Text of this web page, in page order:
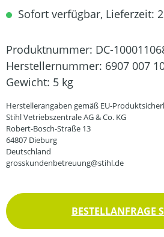
Sofort verfügbar, Lieferzeit:
Produktnummer: DC-
Herstellernummer: 6907 007
Gewicht: 5 kg
Herstellerangaben gemäß EU-
Stihl Vetriebszentrale AG & Co. KG
Robert-Bosch-Straße 13
64807 Dieburg
Deutschland
grosskundenbetreuung@stihl.de
BESTELLANFRAGE